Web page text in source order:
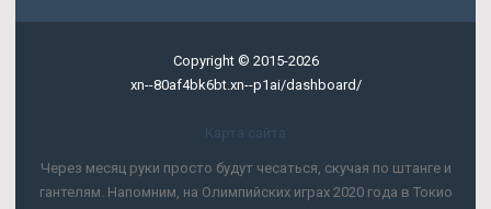
Copyright © 2015-2026
xn--80af4bk6bt.xn--p1ai/dashboard/
Карта сайта
Через месяц руки просто будут чесаться, скучая по штанге и
гантелям. Напомним, на Олимпийских играх 2020 года в Токио